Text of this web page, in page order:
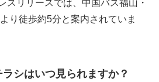
スリリースでは、中国バス福山・
り徒歩約5分と案内されていま
シはいつ見られますか？